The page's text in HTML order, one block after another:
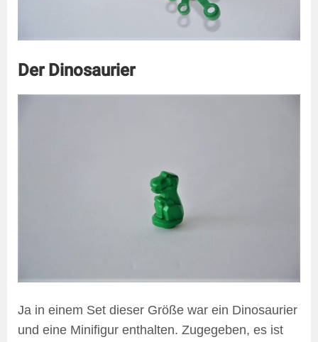
Der Dinosaurier
Ja in einem Set dieser Größe war ein Dinosaurier
und eine Minifigur enthalten. Zugegeben, es ist